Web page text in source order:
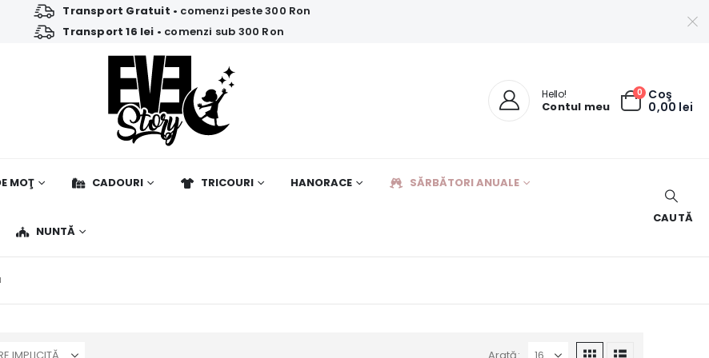
Transport Gratuit • comenzi peste 300 Ron
Transport 16 lei • comenzi sub 300 Ron
Hello!
Contul meu
0 Coş
0,00 lei
MOŢ CADOURI TRICOURI HANORACE SĂRBĂTORI ANUALE
NUNTĂ
CAUTĂ